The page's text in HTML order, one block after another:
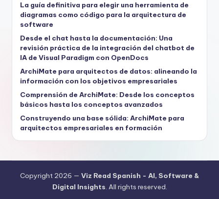
La guía definitiva para elegir una herramienta de
diagramas como código para la arquitectura de
software
Desde el chat hasta la documentación: Una
revisión práctica de la integración del chatbot de
IA de Visual Paradigm con OpenDocs
ArchiMate para arquitectos de datos: alineando la
información con los objetivos empresariales
Comprensión de ArchiMate: Desde los conceptos
básicos hasta los conceptos avanzados
Construyendo una base sólida: ArchiMate para
arquitectos empresariales en formación
Copyright 2026 — Viz Read Spanish - AI, Software &
Digital Insights. All rights reserved.